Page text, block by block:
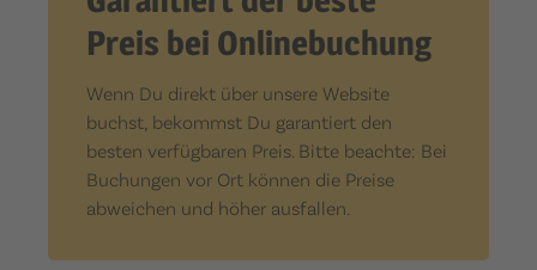
Preis bei Onlinebuchung
Wenn Du direkt über unsere Website
buchst, bekommst Du garantiert den
besten verfügbaren Preis. Bitte beachte: Bei
Buchungen vor Ort können die Preise
abweichen und höher ausfallen.